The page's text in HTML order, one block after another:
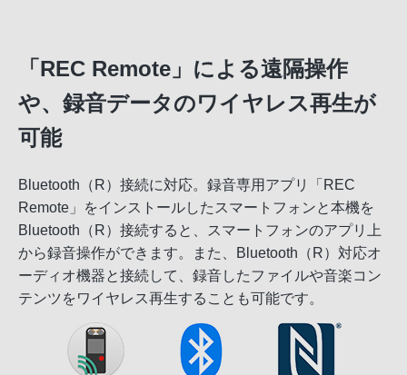
「REC Remote」による遠隔操作
や、録音データのワイヤレス再生が
可能
Bluetooth（R）接続に対応。録音専用アプリ「REC
Remote」をインストールしたスマートフォンと本機を
Bluetooth（R）接続すると、スマートフォンのアプリ上
から録音操作ができます。また、Bluetooth（R）対応オ
ーディオ機器と接続して、録音したファイルや音楽コン
テンツをワイヤレス再生することも可能です。